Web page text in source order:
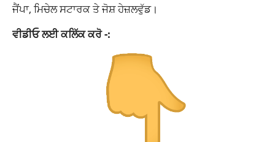
ਜੈਂਪਾ, ਮਿਚੇਲ ਸਟਾਰਕ ਤੇ ਜੋਸ਼ ਹੇਜ਼ਲਵੁੱਡ।
ਵੀਡੀਓ ਲਈ ਕਲਿੱਕ ਕਰੋ -: